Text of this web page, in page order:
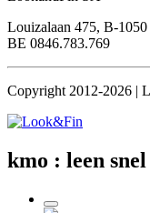
Louizalaan 475, B-1050
BE 0846.783.769
Copyright 2012-2026 |
kmo : leen snel